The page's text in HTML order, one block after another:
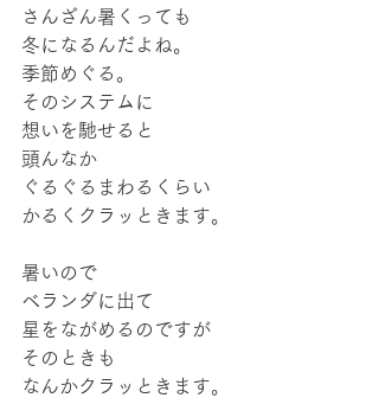
さんざん暑くっても
冬になるんだよね。
季節めぐる。
そのシステムに
想いを馳せると
頭んなか
ぐるぐるまわるくらい
かるくクラッときます。
暑いので
ベランダに出て
星をながめるのですが
そのときも
なんかクラッときます。